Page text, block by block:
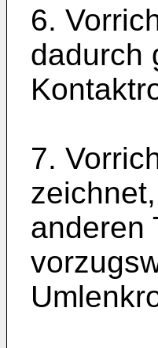
6.
dadurch
7.
anderen